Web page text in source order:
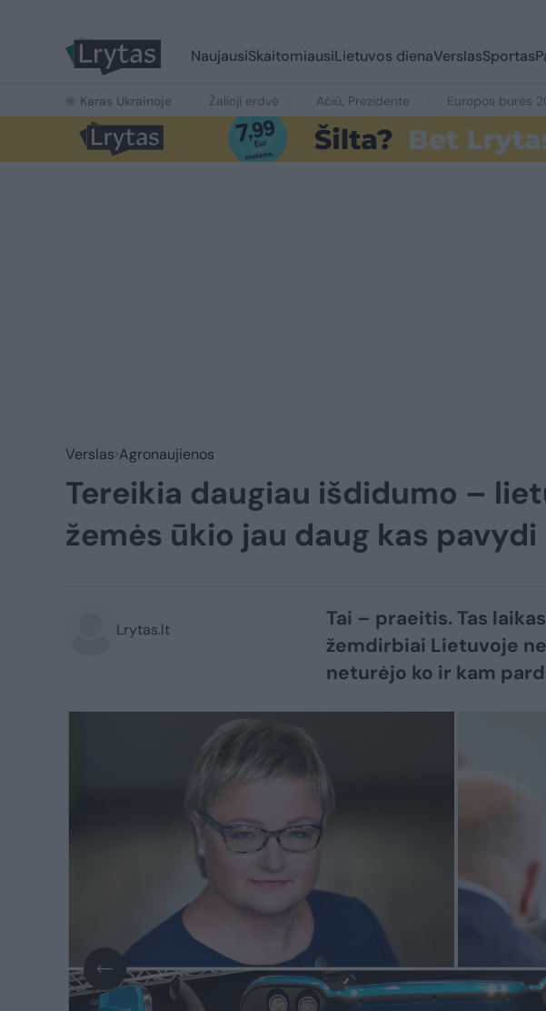
NaujausiSkaitomiausiLietuvos dienaVerslasSportas
Karas Ukrainoje Žalioji erdvė Ačiū, Prezidente Europos burės
Verslas Agronaujienos
Tereikia daugiau išdidumo –
žemės ūkio jau daug kas pavydi
Lrytas.lt
Tai – praeitis. Tas
žemdirbiai Lietuvoje
neturėjo ko ir kam